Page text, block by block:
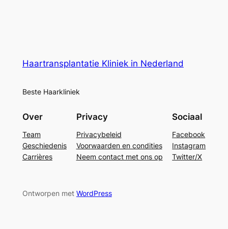
Haartransplantatie Kliniek in Nederland
Beste Haarkliniek
Over
Team
Geschiedenis
Carrières
Privacy
Privacybeleid
Voorwaarden en condities
Neem contact met ons op
Sociaal
Facebook
Instagram
Twitter/X
Ontworpen met WordPress